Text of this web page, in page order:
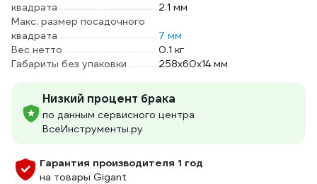
квадрата
2.1 мм
Макс. размер посадочного
квадрата
7 мм
Вес нетто
0.1 кг
Габариты без упаковки
258х60х14 мм
Низкий процент брака
по данным сервисного центра
ВсеИнструменты.ру
Гарантия производителя 1 год
на товары Gigant